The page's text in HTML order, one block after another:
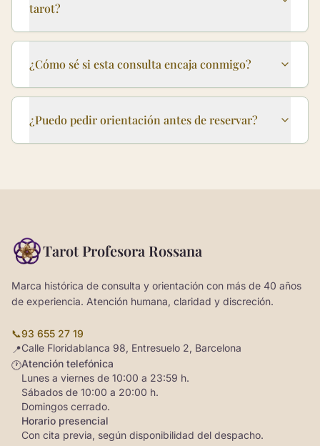
tarot?
¿Cómo sé si esta consulta encaja conmigo?
¿Puedo pedir orientación antes de reservar?
Tarot Profesora Rossana
Marca histórica de consulta y orientación con más de 40 años
de experiencia. Atención humana, claridad y discreción.
📞93 655 27 19
📍Calle Floridablanca 98, Entresuelo 2, Barcelona
🕐Atención telefónica
Lunes a viernes de 10:00 a 23:59 h.
Sábados de 10:00 a 20:00 h.
Domingos cerrado.
Horario presencial
Con cita previa, según disponibilidad del despacho.